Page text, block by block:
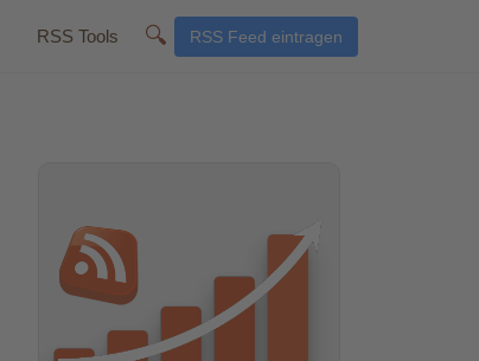
RSS Tools 🔍 RSS Feed eintragen